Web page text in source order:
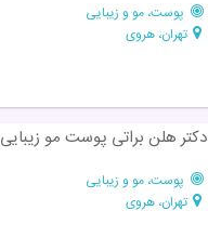
پوست، مو و زیبایی
تهران، هروی
دکتر هلن براتی پوست مو زیبایی
پوست، مو و زیبایی
تهران، هروی